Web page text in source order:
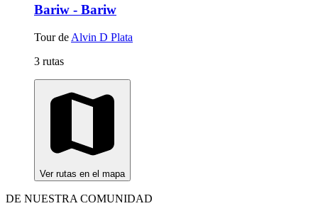
Bariw - Bariw
Tour de Alvin D Plata
3 rutas
Ver rutas en el mapa
DE NUESTRA COMUNIDAD